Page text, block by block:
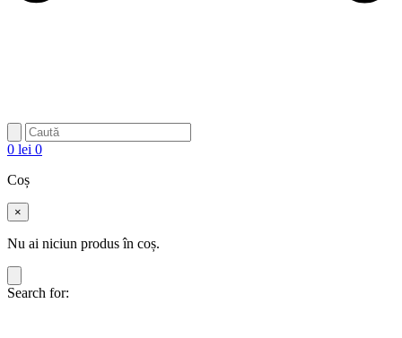
0 lei 0
Coș
×
Nu ai niciun produs în coș.
Search for: